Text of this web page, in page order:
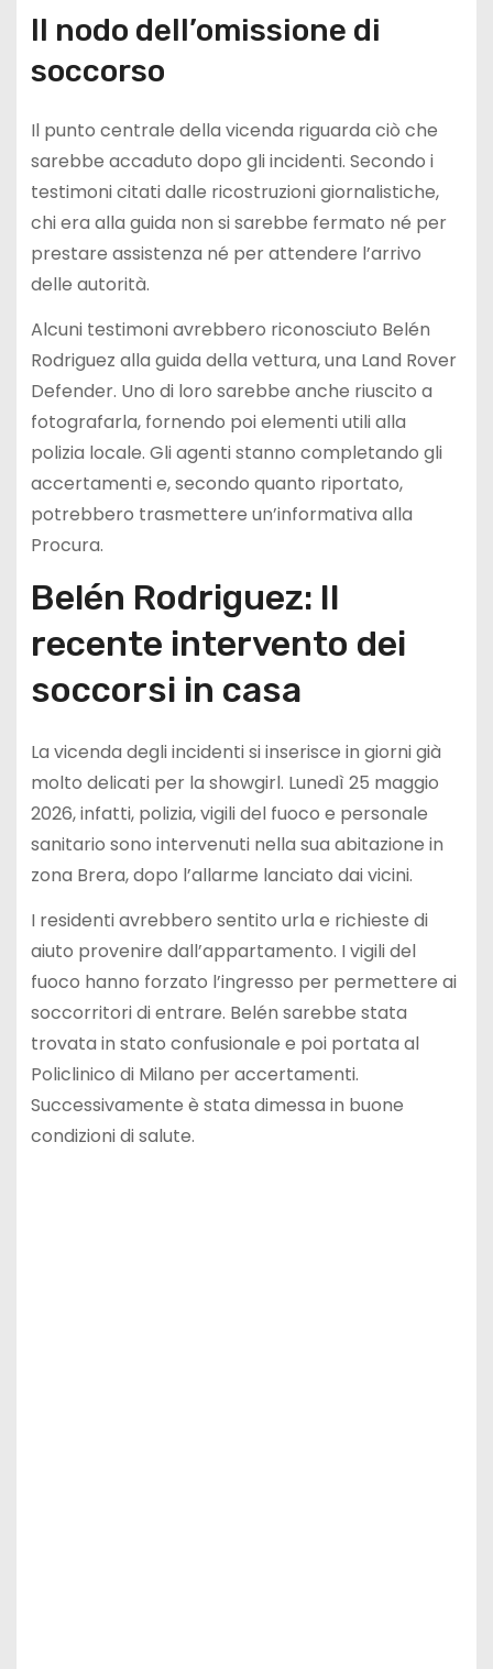
Il nodo dell’omissione di
soccorso
Il punto centrale della vicenda riguarda ciò che
sarebbe accaduto dopo gli incidenti. Secondo i
testimoni citati dalle ricostruzioni giornalistiche,
chi era alla guida non si sarebbe fermato né per
prestare assistenza né per attendere l’arrivo
delle autorità.
Alcuni testimoni avrebbero riconosciuto Belén
Rodriguez alla guida della vettura, una Land Rover
Defender. Uno di loro sarebbe anche riuscito a
fotografarla, fornendo poi elementi utili alla
polizia locale. Gli agenti stanno completando gli
accertamenti e, secondo quanto riportato,
potrebbero trasmettere un’informativa alla
Procura.
Belén Rodriguez: Il
recente intervento dei
soccorsi in casa
La vicenda degli incidenti si inserisce in giorni già
molto delicati per la showgirl. Lunedì 25 maggio
2026, infatti, polizia, vigili del fuoco e personale
sanitario sono intervenuti nella sua abitazione in
zona Brera, dopo l’allarme lanciato dai vicini.
I residenti avrebbero sentito urla e richieste di
aiuto provenire dall’appartamento. I vigili del
fuoco hanno forzato l’ingresso per permettere ai
soccorritori di entrare. Belén sarebbe stata
trovata in stato confusionale e poi portata al
Policlinico di Milano per accertamenti.
Successivamente è stata dimessa in buone
condizioni di salute.